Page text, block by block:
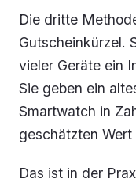
Die dritte
Gutscheinkürzel.
vieler Geräte ein
Sie geben ein
Smartwatch in
geschätzten
Das ist in der